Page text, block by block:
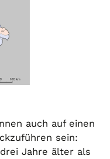
auch auf einen
sein:
Jahre älter als